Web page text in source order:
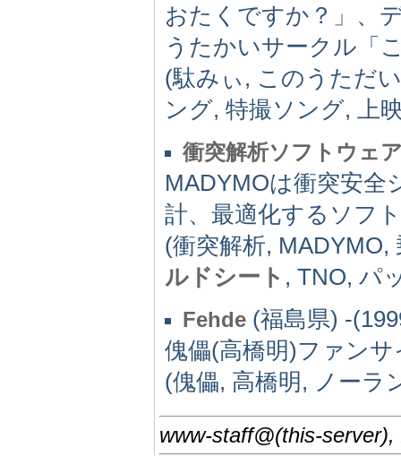
おたくですか？」、
うたかいサークル「
(駄みぃ, このうただ
ング, 特撮ソング, 上
衝突解析ソフトウェ
MADYMOは衝突安全
計、最適化するソフ
(衝突解析,
ルドシート , TNO, パ
Fehde (福島県) -
傀儡(高橋明)ファン
(傀儡, 高橋明, ノーラ
www-staff@(this-